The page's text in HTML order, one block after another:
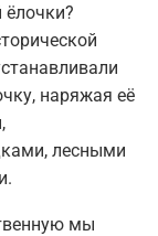
наряжая её
лесными
мы